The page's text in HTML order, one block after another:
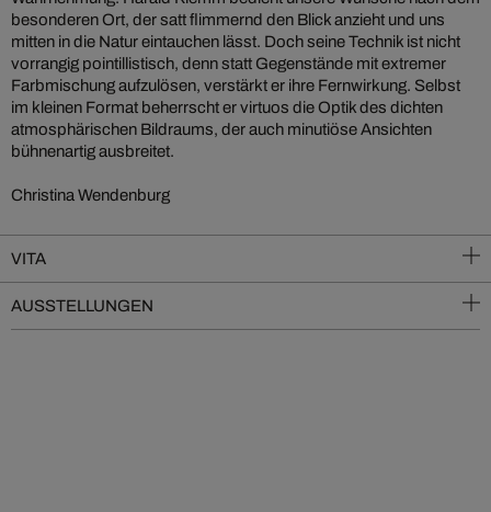
besonderen Ort, der satt flimmernd den Blick anzieht und uns
mitten in die Natur eintauchen lässt. Doch seine Technik ist nicht
vorrangig pointillistisch, denn statt Gegenstände mit extremer
Farbmischung aufzulösen, verstärkt er ihre Fernwirkung. Selbst
im kleinen Format beherrscht er virtuos die Optik des dichten
atmosphärischen Bildraums, der auch minutiöse Ansichten
bühnenartig ausbreitet.
Christina Wendenburg
VITA
AUSSTELLUNGEN